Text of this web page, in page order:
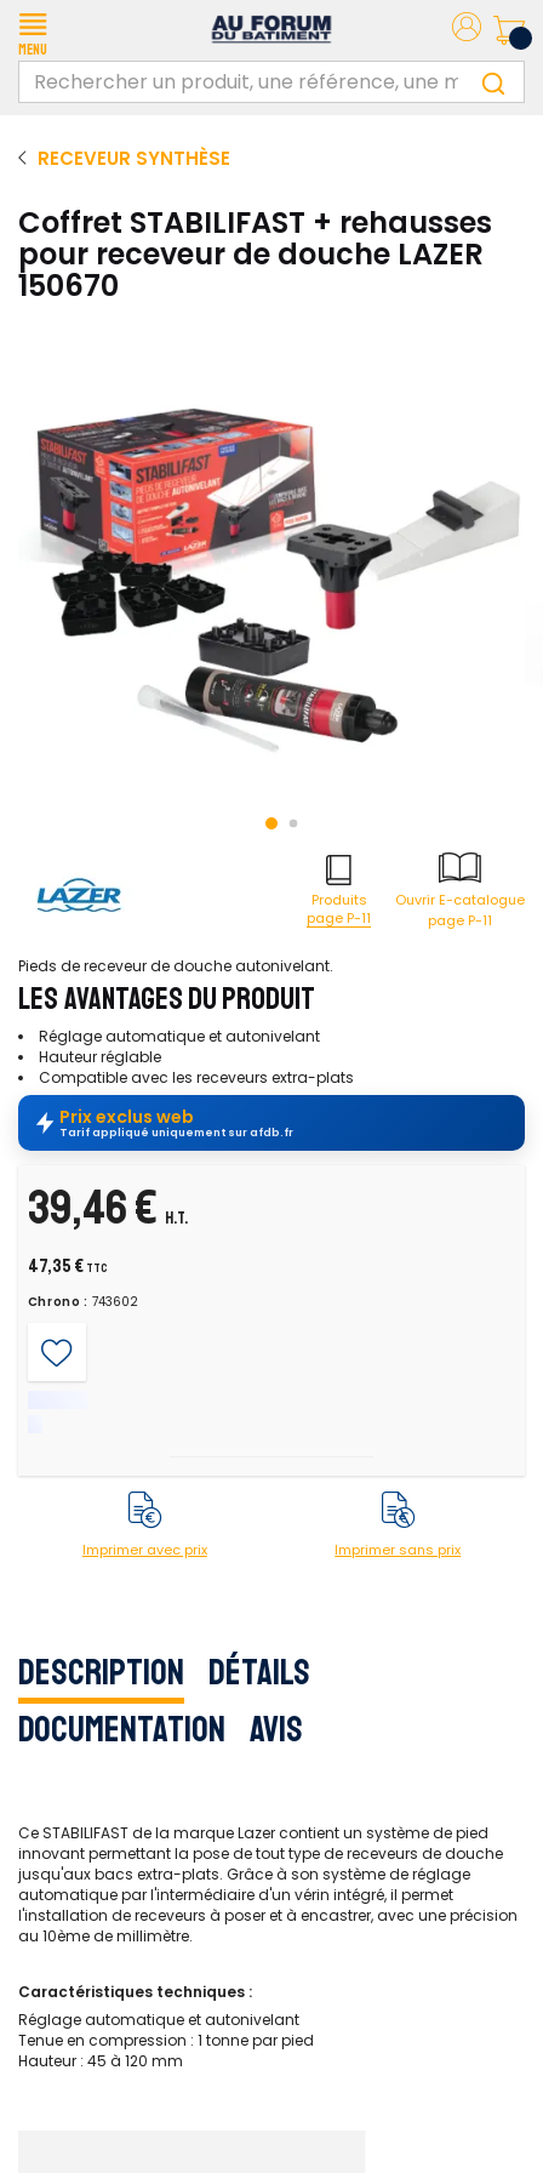
Menu
RECEVEUR SYNTHÈSE
Coffret STABILIFAST + rehausses
pour receveur de douche LAZER
150670
Produits
page P-11
Ouvrir E-catalogue
page P-11
Pieds de receveur de douche autonivelant.
LES AVANTAGES DU PRODUIT
Réglage automatique et autonivelant
Hauteur réglable
Compatible avec les receveurs extra-plats
Prix exclus web
Tarif appliqué uniquement sur afdb.fr
39,46 € H.T.
47,35 € TTC
Chrono : 743602
Imprimer avec prix Imprimer sans prix
Description Détails
Documentation Avis
Ce STABILIFAST de la marque Lazer contient un système de pied
innovant permettant la pose de tout type de receveurs de douche
jusqu'aux bacs extra-plats. Grâce à son système de réglage
automatique par l'intermédiaire d'un vérin intégré, il permet
l'installation de receveurs à poser et à encastrer, avec une précision
au 10ème de millimètre.
Caractéristiques techniques :
Réglage automatique et autonivelant
Tenue en compression : 1 tonne par pied
Hauteur : 45 à 120 mm